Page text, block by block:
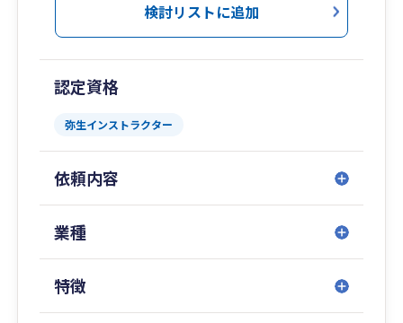
検討リストに追加
認定資格
弥生インストラクター
依頼内容
業種
特徴